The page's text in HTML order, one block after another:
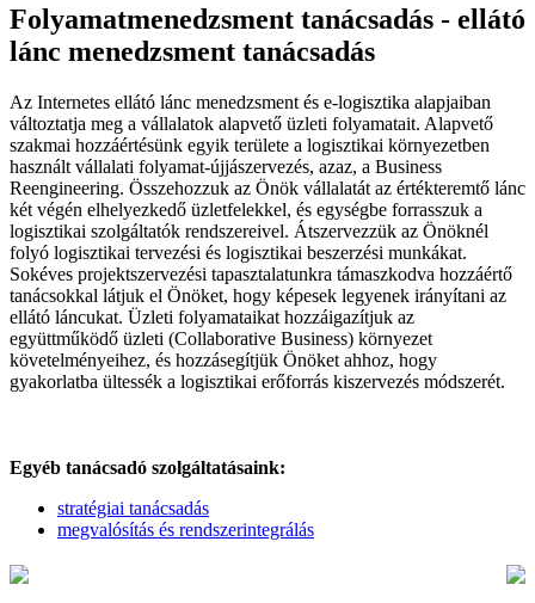
Folyamatmenedzsment tanácsadás - ellátó
lánc menedzsment tanácsadás
Az Internetes ellátó lánc menedzsment és e-logisztika alapjaiban
változtatja meg a vállalatok alapvető üzleti folyamatait. Alapvető
szakmai hozzáértésünk egyik területe a logisztikai környezetben
használt vállalati folyamat-újjászervezés, azaz, a Business
Reengineering. Összehozzuk az Önök vállalatát az értékteremtő lánc
két végén elhelyezkedő üzletfelekkel, és egységbe forrasszuk a
logisztikai szolgáltatók rendszereivel. Átszervezzük az Önöknél
folyó logisztikai tervezési és logisztikai beszerzési munkákat.
Sokéves projektszervezési tapasztalatunkra támaszkodva hozzáértő
tanácsokkal látjuk el Önöket, hogy képesek legyenek irányítani az
ellátó láncukat. Üzleti folyamataikat hozzáigazítjuk az
együttműködő üzleti (Collaborative Business) környezet
követelményeihez, és hozzásegítjük Önöket ahhoz, hogy
gyakorlatba ültessék a logisztikai erőforrás kiszervezés módszerét.
Egyéb tanácsadó szolgáltatásaink:
stratégiai tanácsadás
megvalósítás és rendszerintegrálás